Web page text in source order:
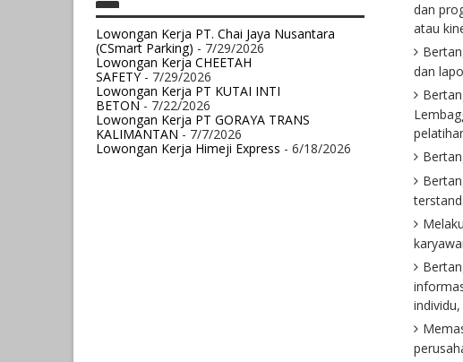
Lowongan Kerja PT. Chai Jaya Nusantara
(CSmart Parking) - 7/29/2026
Lowongan Kerja CHEETAH
SAFETY- 7/29/2026
Lowongan Kerja PT KUTAI INTI
BETON- 7/22/2026
Lowongan Kerja PT GORAYA TRANS
KALIMANTAN- 7/7/2026
Lowongan Kerja Himeji Express - 6/18/2026
dan
atau
dan